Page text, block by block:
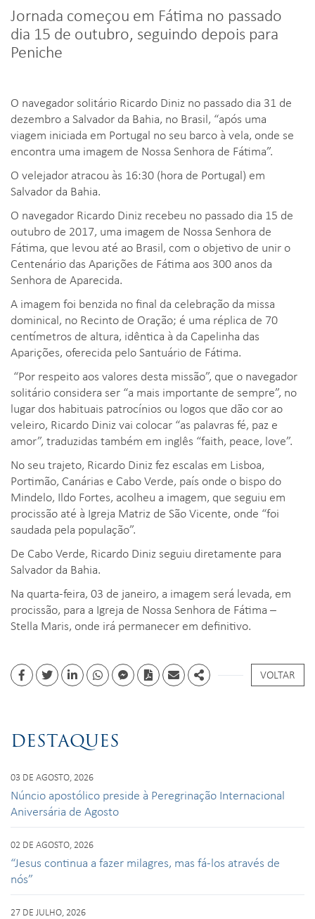
Jornada começou em Fátima no passado
dia 15 de outubro, seguindo depois para
Peniche
O navegador solitário Ricardo Diniz no passado dia 31 de
dezembro a Salvador da Bahia, no Brasil, “após uma
viagem iniciada em Portugal no seu barco à vela, onde se
encontra uma imagem de Nossa Senhora de Fátima”.
O velejador atracou às 16:30 (hora de Portugal) em
Salvador da Bahia.
O navegador Ricardo Diniz recebeu no passado dia 15 de
outubro de 2017, uma imagem de Nossa Senhora de
Fátima, que levou até ao Brasil, com o objetivo de unir o
Centenário das Aparições de Fátima aos 300 anos da
Senhora de Aparecida.
A imagem foi benzida no final da celebração da missa
dominical, no Recinto de Oração; é uma réplica de 70
centímetros de altura, idêntica à da Capelinha das
Aparições, oferecida pelo Santuário de Fátima.
“Por respeito aos valores desta missão”, que o navegador
solitário considera ser “a mais importante de sempre”, no
lugar dos habituais patrocínios ou logos que dão cor ao
veleiro, Ricardo Diniz vai colocar “as palavras fé, paz e
amor”, traduzidas também em inglês “faith, peace, love”.
No seu trajeto, Ricardo Diniz fez escalas em Lisboa,
Portimão, Canárias e Cabo Verde, país onde o bispo do
Mindelo, Ildo Fortes, acolheu a imagem, que seguiu em
procissão até à Igreja Matriz de São Vicente, onde “foi
saudada pela população”.
De Cabo Verde, Ricardo Diniz seguiu diretamente para
Salvador da Bahia.
Na quarta-feira, 03 de janeiro, a imagem será levada, em
procissão, para a Igreja de Nossa Senhora de Fátima –
Stella Maris, onde irá permanecer em definitivo.
FacebookTwitterLinkedinwhatsappfacebook messenger
PDF EmailShare
VOLTAR
DESTAQUES
03 DE AGOSTO, 2026
Núncio apostólico preside à Peregrinação Internacional
Aniversária de Agosto
02 DE AGOSTO, 2026
“Jesus continua a fazer milagres, mas fá-los através de
nós”
27 DE JULHO, 2026